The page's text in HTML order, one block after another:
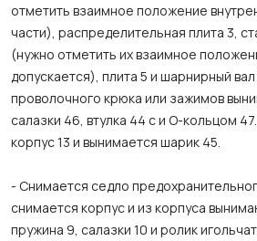
отметить взаимное положение
части), распределительная плита 3,
(нужно отметить их взаимное
допускается), плита 5 и шарнирный вал
проволочного крюка или зажимов
салазки 46, втулка 44 с и О-кольцом
корпус 13 и вынимается шарик 45.
- Снимается седло
снимается корпус и из корпуса
пружина 9, салазки 10 и ролик